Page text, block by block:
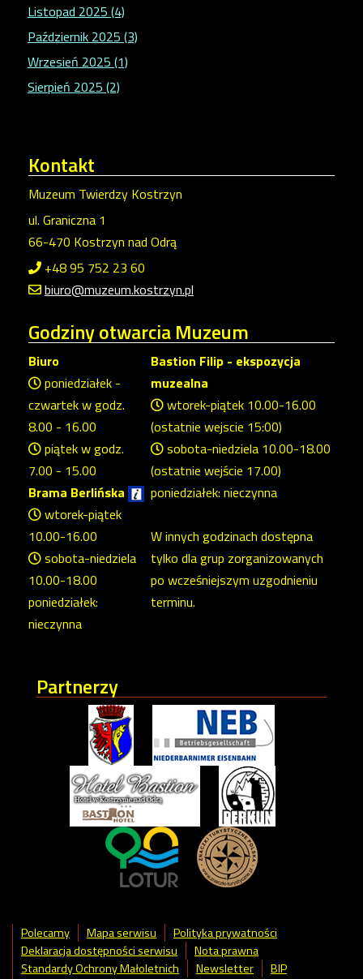
Listopad 2025 (4)
Październik 2025 (3)
Wrzesień 2025 (1)
Sierpień 2025 (2)
Kontakt
Muzeum Twierdzy Kostrzyn
ul. Graniczna 1
66-470 Kostrzyn nad Odrą
+48 95 752 23 60
biuro@muzeum.kostrzyn.pl
Godzinyotwarcia Muzeum
Biuro
poniedziałek -
czwartek w godz.
8.00 - 16.00
piątek w godz.
7.00 - 15.00
Brama Berlińska
wtorek-piątek
10.00-16.00
sobota-niedziela
10.00-18.00
poniedziałek:
nieczynna
Bastion Filip - ekspozycja
muzealna
wtorek-piątek 10.00-16.00
(ostatnie wejscie 15:00)
sobota-niedziela 10.00-18.00
(ostatnie wejście 17.00)
poniedziałek: nieczynna
W innych godzinach dostępna
tylko dla grup zorganizowanych
po wcześniejszym uzgodnieniu
terminu.
Partnerzy
Polecamy Mapa serwisu
Polityka prywatności
Deklaracja dostępności serwisu
Nota prawna
Standardy Ochrony Małoletnich
Newsletter
BIP